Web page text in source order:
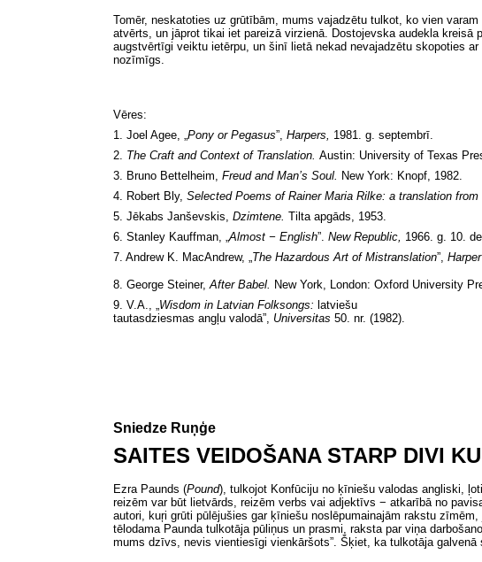
Tomēr, neskatoties uz grūtībām, mums vajadzētu tulkot, ko vien
atvērts, un jāprot tikai iet pareizā virzienā. Dostojevska audekla
augstvērtīgi veiktu ietērpu, un šinī lietā nekad nevajadzētu skopoties
nozīmīgs.
Vēres:
1. Joel Agee, „Pony or Pegasus”, Harpers, 1981. g. septembrī.
2. The Craft and Context of Translation. Austin: University of Texas
3. Bruno Bettelheim, Freud and Man’s Soul. New York: Knopf, 1982.
4. Robert Bly, Selected Poems of Rainer Maria Rilke: a translation
5. Jēkabs Janševskis, Dzimtene. Tilta apgāds, 1953.
6. Stanley Kauffman, „Almost − English”. New Republic, 1966. g. 10.
7. Andrew K. MacAndrew, „The Hazardous Art of Mistranslation”,
8. George Steiner,After Babel. New York, London: Oxford University
9. V.A., „Wisdom in Latvian Folksongs: latviešu
tautasdziesmas angļu valodā”, Universitas 50. nr. (1982).
Sniedze Ruņģe
SAITES VEIDOŠANA STARP DIVI
Ezra Paunds (Pound), tulkojot Konfūciju no ķīniešu valodas angliski,
reizēm var būt lietvārds, reizēm verbs vai adjektīvs − atkarībā no
autori, kuŗi grūti pūlējušies gar ķīniešu noslēpumainajām rakstu
tēlodama Paunda tulkotāja pūliņus un prasmi, raksta par viņa
mums dzīvs, nevis vientiesīgi vienkāršots”. Šķiet, ka tulkotāja